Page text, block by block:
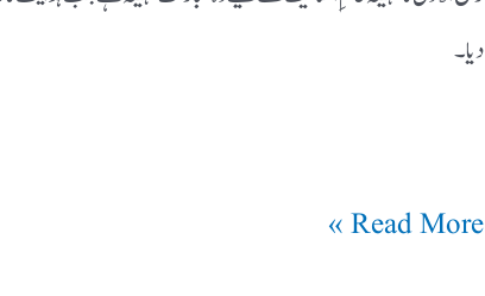
دیا۔
Read More »